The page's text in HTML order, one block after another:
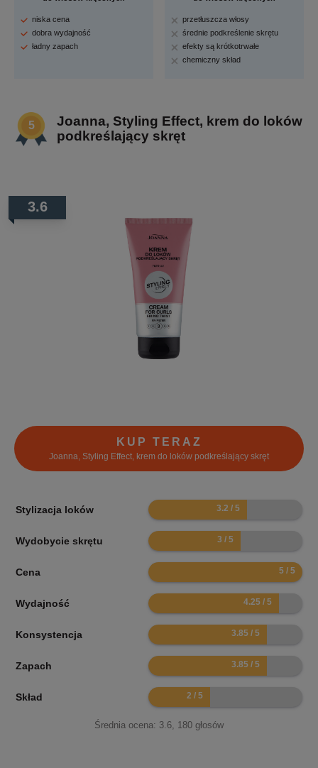
niska cena
dobra wydajność
ładny zapach
przetłuszcza włosy
średnie podkreślenie skrętu
efekty są krótkotrwałe
chemiczny skład
Joanna, Styling Effect, krem do loków
podkreślający skręt
3.6
KUP TERAZ
Joanna, Styling Effect, krem do loków podkreślający skręt
Stylizacja loków 6.4
Wydobycie skrętu 6
Cena 10
Wydajność 8.5
Konsystencja 7.7
Zapach 7.7
Skład 4
Średnia ocena: 3.6, 180 głosów